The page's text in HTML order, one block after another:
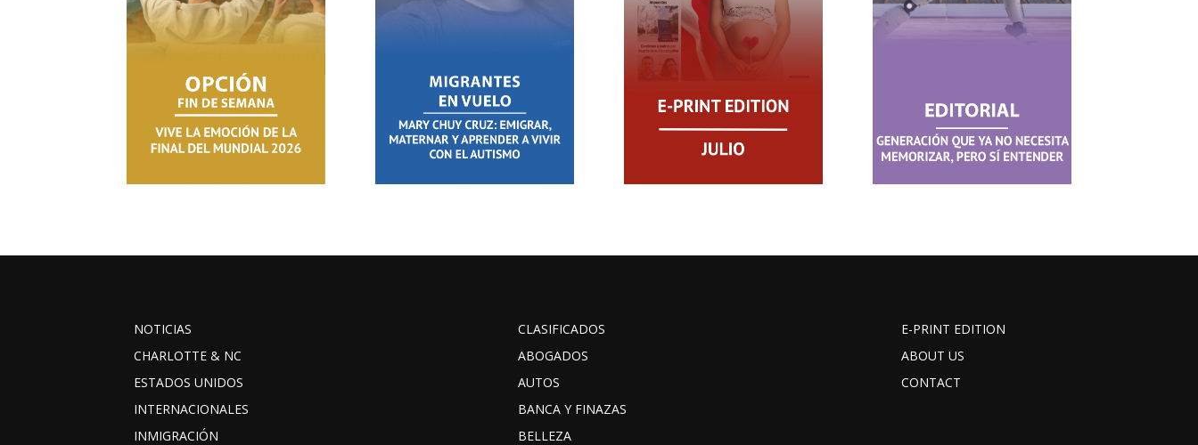
NOTICIAS
CHARLOTTE & NC
ESTADOS UNIDOS
INTERNACIONALES
INMIGRACIÓN
CLASIFICADOS
ABOGADOS
AUTOS
BANCA Y FINAZAS
BELLEZA
E-PRINT EDITION
ABOUT US
CONTACT